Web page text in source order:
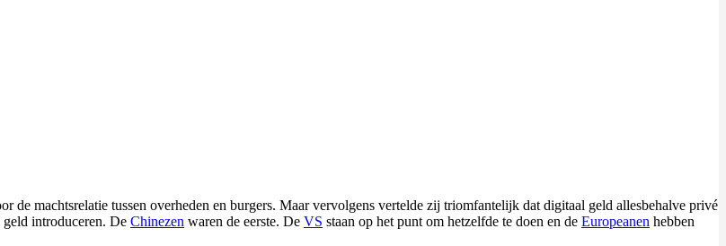
machtsrelatie tussen overheden en burgers. Maar vervolgens vertelde zij triomfantelijk dat digitaal geld allesbehalve privé
geld introduceren. De Chinezen waren de eerste. De VS staan op het punt om hetzelfde te doen en de Europeanen hebben